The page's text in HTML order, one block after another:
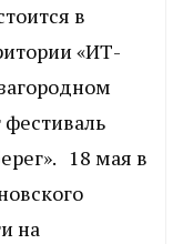
в
«ИТ-
фестиваль
18 мая в
на